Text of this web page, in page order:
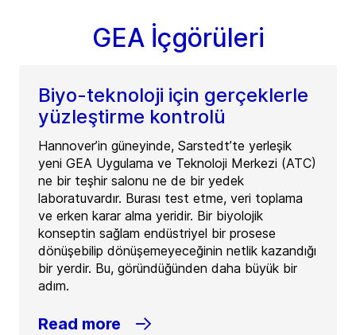
GEA İçgörüleri
Biyo-teknoloji için gerçeklerle
yüzleştirme kontrolü
Hannover’in güneyinde, Sarstedt’te yerleşik
yeni GEA Uygulama ve Teknoloji Merkezi (ATC)
ne bir teşhir salonu ne de bir yedek
laboratuvardır. Burası test etme, veri toplama
ve erken karar alma yeridir. Bir biyolojik
konseptin sağlam endüstriyel bir prosese
dönüşebilip dönüşemeyeceğinin netlik kazandığı
bir yerdir. Bu, göründüğünden daha büyük bir
adım.
Read more